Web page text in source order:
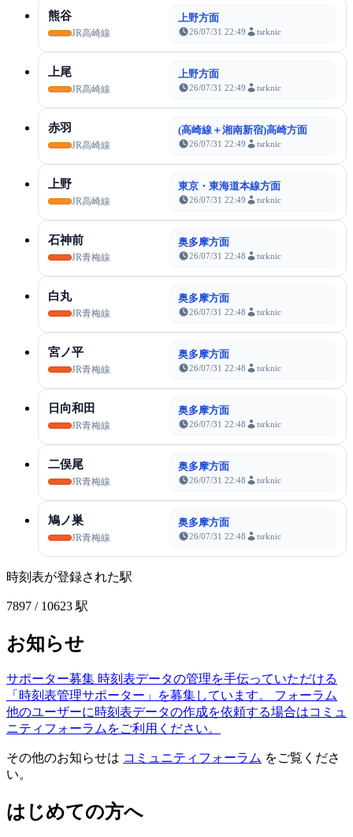
熊谷
JR高崎線
上野方面
26/07/31 22:49 tsrknic
上尾
JR高崎線
上野方面
26/07/31 22:49 tsrknic
赤羽
JR高崎線
(高崎線＋湘南新宿)高崎方面
26/07/31 22:49 tsrknic
上野
JR高崎線
東京・東海道本線方面
26/07/31 22:49 tsrknic
石神前
JR青梅線
奥多摩方面
26/07/31 22:48 tsrknic
白丸
JR青梅線
奥多摩方面
26/07/31 22:48 tsrknic
宮ノ平
JR青梅線
奥多摩方面
26/07/31 22:48 tsrknic
日向和田
JR青梅線
奥多摩方面
26/07/31 22:48 tsrknic
二俣尾
JR青梅線
奥多摩方面
26/07/31 22:48 tsrknic
鳩ノ巣
JR青梅線
奥多摩方面
26/07/31 22:48 tsrknic
時刻表が登録された駅
7897 / 10623 駅
お知らせ
サポーター募集 時刻表データの管理を手伝っていただける
「時刻表管理サポーター」を募集しています。
フォーラム
他のユーザーに時刻表データの作成を依頼する場合はコミュ
ニティフォーラムをご利用ください。
その他のお知らせは コミュニティフォーラム をご覧くださ
い。
はじめての方へ